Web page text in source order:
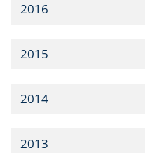
2016
2015
2014
2013